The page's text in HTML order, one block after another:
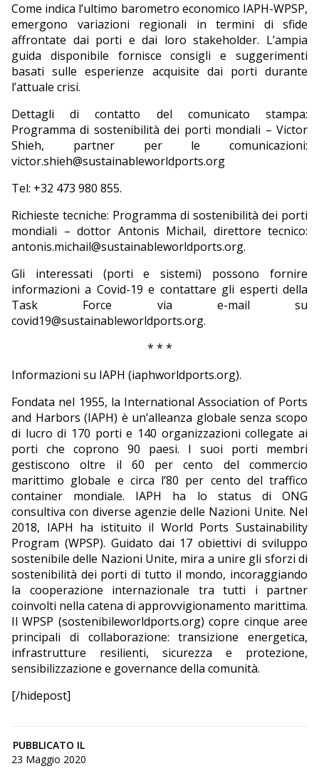
Come indica l’ultimo barometro economico IAPH-WPSP,
emergono variazioni regionali in termini di sfide
affrontate dai porti e dai loro stakeholder. L’ampia
guida disponibile fornisce consigli e suggerimenti
basati sulle esperienze acquisite dai porti durante
l’attuale crisi.
Dettagli di contatto del comunicato stampa:
Programma di sostenibilità dei porti mondiali – Victor
Shieh, partner per le comunicazioni:
victor.shieh@sustainableworldports.org
Tel: +32 473 980 855.
Richieste tecniche: Programma di sostenibilità dei porti
mondiali – dottor Antonis Michail, direttore tecnico:
antonis.michail@sustainableworldports.org.
Gli interessati (porti e sistemi) possono fornire
informazioni a Covid-19 e contattare gli esperti della
Task Force via e-mail su
covid19@sustainableworldports.org.
* * *
Informazioni su IAPH (iaphworldports.org).
Fondata nel 1955, la International Association of Ports
and Harbors (IAPH) è un’alleanza globale senza scopo
di lucro di 170 porti e 140 organizzazioni collegate ai
porti che coprono 90 paesi. I suoi porti membri
gestiscono oltre il 60 per cento del commercio
marittimo globale e circa l’80 per cento del traffico
container mondiale. IAPH ha lo status di ONG
consultiva con diverse agenzie delle Nazioni Unite. Nel
2018, IAPH ha istituito il World Ports Sustainability
Program (WPSP). Guidato dai 17 obiettivi di sviluppo
sostenibile delle Nazioni Unite, mira a unire gli sforzi di
sostenibilità dei porti di tutto il mondo, incoraggiando
la cooperazione internazionale tra tutti i partner
coinvolti nella catena di approvvigionamento marittima.
Il WPSP (sostenibileworldports.org) copre cinque aree
principali di collaborazione: transizione energetica,
infrastrutture resilienti, sicurezza e protezione,
sensibilizzazione e governance della comunità.
[/hidepost]
PUBBLICATO IL
23 Maggio 2020